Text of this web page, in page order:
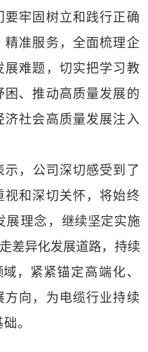
要牢固树立和践行正确
准服务，全面梳理企
展难题，切实把学习教
、推动高质量发展的
济社会高质量发展注入
示，公司深切感受到了
和深切关怀，将始终
理念， 继续坚定实施
差异化发展道路， 持续
，紧紧锚定高端化、
向， 为 电缆行业持续
。